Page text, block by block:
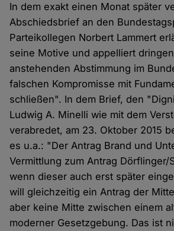
In dem exakt einen Monat später
Abschiedsbrief an den
Parteikollegen Norbert Lammert
seine Motive und appelliert
anstehenden Abstimmung im
falschen Kompromisse mit
schließen". In dem Brief, den
Ludwig A. Minelli wie mit dem
verabredet, am 23. Oktober 2015
es u.a.: "Der Antrag Brand und
Vermittlung zum Antrag Dörflinger/
wenn dieser auch erst später
will gleichzeitig ein Antrag der
aber keine Mitte zwischen einem
moderner Gesetzgebung. Das ist